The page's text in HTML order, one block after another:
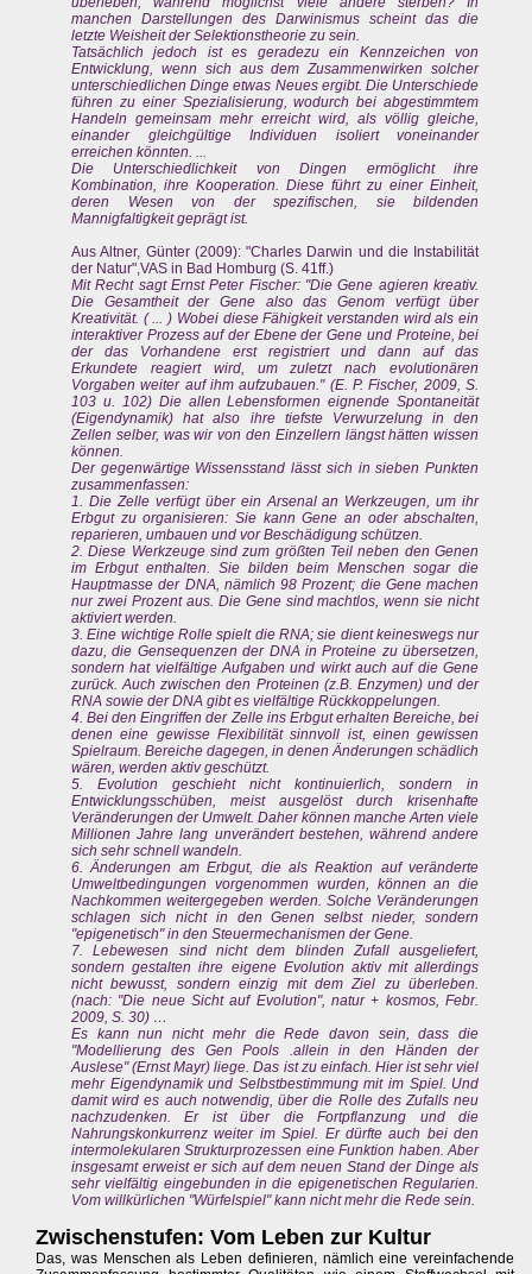
manchen Darstellungen des Darwinismus scheint das die
letzte Weisheit der Selektionstheorie zu sein.
Tatsächlich jedoch ist es geradezu ein Kennzeichen von
Entwicklung, wenn sich aus dem Zusammenwirken solcher
unterschiedlichen Dinge etwas Neues ergibt. Die Unterschiede
führen zu einer Spezialisierung, wodurch bei abgestimmtem
Handeln gemeinsam mehr erreicht wird, als völlig gleiche,
einander gleichgültige Individuen isoliert voneinander
erreichen könnten. ...
Die Unterschiedlichkeit von Dingen ermöglicht ihre
Kombination, ihre Kooperation. Diese führt zu einer Einheit,
deren Wesen von der spezifischen, sie bildenden
Mannigfaltigkeit geprägt ist.
Aus Altner, Günter (2009): "Charles Darwin und die Instabilität
der Natur",VAS in Bad Homburg (S. 41ff.)
Mit Recht sagt Ernst Peter Fischer: "Die Gene agieren kreativ.
Die Gesamtheit der Gene also das Genom verfügt über
Kreativität. ( ... ) Wobei diese Fähigkeit verstanden wird als ein
interaktiver Prozess auf der Ebene der Gene und Proteine, bei
der das Vorhandene erst registriert und dann auf das
Erkundete reagiert wird, um zuletzt nach evolutionären
Vorgaben weiter auf ihm aufzubauen." (E. P. Fischer, 2009, S.
103 u. 102) Die allen Lebensformen eignende Spontaneität
(Eigendynamik) hat also ihre tiefste Verwurzelung in den
Zellen selber, was wir von den Einzellern längst hätten wissen
können.
Der gegenwärtige Wissensstand lässt sich in sieben Punkten
zusammenfassen:
1. Die Zelle verfügt über ein Arsenal an Werkzeugen, um ihr
Erbgut zu organisieren: Sie kann Gene an oder abschalten,
reparieren, umbauen und vor Beschädigung schützen.
2. Diese Werkzeuge sind zum größten Teil neben den Genen
im Erbgut enthalten. Sie bilden beim Menschen sogar die
Hauptmasse der DNA, nämlich 98 Prozent; die Gene machen
nur zwei Prozent aus. Die Gene sind machtlos, wenn sie nicht
aktiviert werden.
3. Eine wichtige Rolle spielt die RNA; sie dient keineswegs nur
dazu, die Gensequenzen der DNA in Proteine zu übersetzen,
sondern hat vielfältige Aufgaben und wirkt auch auf die Gene
zurück. Auch zwischen den Proteinen (z.B. Enzymen) und der
RNA sowie der DNA gibt es vielfältige Rückkoppelungen.
4. Bei den Eingriffen der Zelle ins Erbgut erhalten Bereiche, bei
denen eine gewisse Flexibilität sinnvoll ist, einen gewissen
Spielraum. Bereiche dagegen, in denen Änderungen schädlich
wären, werden aktiv geschützt.
5. Evolution geschieht nicht kontinuierlich, sondern in
Entwicklungsschüben, meist ausgelöst durch krisenhafte
Veränderungen der Umwelt. Daher können manche Arten viele
Millionen Jahre lang unverändert bestehen, während andere
sich sehr schnell wandeln.
6. Änderungen am Erbgut, die als Reaktion auf veränderte
Umweltbedingungen vorgenommen wurden, können an die
Nachkommen weitergegeben werden. Solche Veränderungen
schlagen sich nicht in den Genen selbst nieder, sondern
"epigenetisch" in den Steuermechanismen der Gene.
7. Lebewesen sind nicht dem blinden Zufall ausgeliefert,
sondern gestalten ihre eigene Evolution aktiv mit allerdings
nicht bewusst, sondern einzig mit dem Ziel zu überleben.
(nach: "Die neue Sicht auf Evolution", natur + kosmos, Febr.
2009, S. 30) …
Es kann nun nicht mehr die Rede davon sein, dass die
"Modellierung des Gen Pools .allein in den Händen der
Auslese" (Ernst Mayr) liege. Das ist zu einfach. Hier ist sehr viel
mehr Eigendynamik und Selbstbestimmung mit im Spiel. Und
damit wird es auch notwendig, über die Rolle des Zufalls neu
nachzudenken. Er ist über die Fortpflanzung und die
Nahrungskonkurrenz weiter im Spiel. Er dürfte auch bei den
intermolekularen Strukturprozessen eine Funktion haben. Aber
insgesamt erweist er sich auf dem neuen Stand der Dinge als
sehr vielfältig eingebunden in die epigenetischen Regularien.
Vom willkürlichen "Würfelspiel" kann nicht mehr die Rede sein.
Zwischenstufen: Vom Leben zur Kultur
Das, was Menschen als Leben definieren, nämlich eine vereinfachende